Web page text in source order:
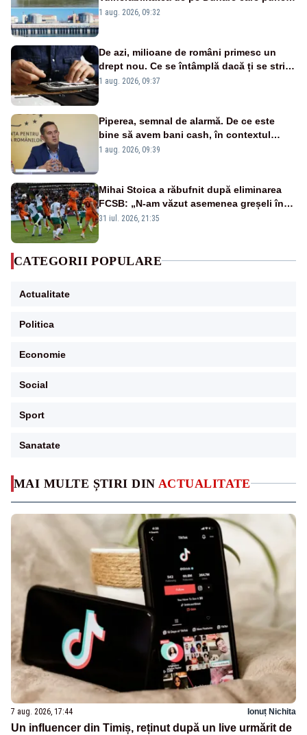
MAI MULTE ȘTIRI DIN ACTUALITATE
7 aug. 2026, 17:44 Ionuț Nichita
Un influencer din Timiș, reținut după un live urmărit de
în pericol Centrala Cernavodă era
1 aug. 2026, 09:32
De azi, milioane de români primesc un
drept nou. Ce se întâmplă dacă ți se strică
un produs
1 aug. 2026, 09:37
Piperea, semnal de alarmă. De ce este
bine să avem bani cash, în contextul
alertei energetice?
1 aug. 2026, 09:39
Mihai Stoica a răbufnit după eliminarea
FCSB: „N-am văzut asemenea greșeli în
190 de meciuri europene”
31 iul. 2026, 21:35
CATEGORII POPULARE
Actualitate
Politica
Economie
Social
Sport
Sanatate